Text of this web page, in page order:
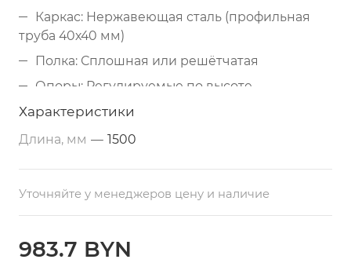
Каркас: Нержавеющая сталь (профильная
труба 40х40 мм)
Полка: Сплошная или решётчатая
Опоры: Регулируемые по высоте
Ширина стола: 700, 800 мм и более
Характеристики
Длина, мм — 1500
Уточняйте у менеджеров цену и наличие
983.7 BYN